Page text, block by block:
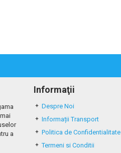
a
Informaţii
Despre Noi
Informații Transport
Politica de Confidentialitate
Termeni si Conditii